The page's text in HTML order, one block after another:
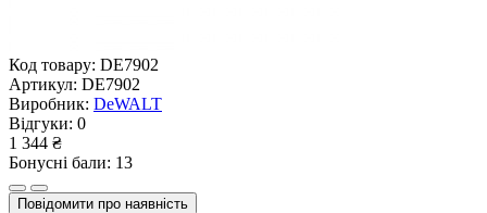
Код товару: DE7902
Артикул: DE7902
Виробник: DeWALT
Відгуки: 0
1 344 ₴
Бонусні бали: 13
Повідомити про наявність